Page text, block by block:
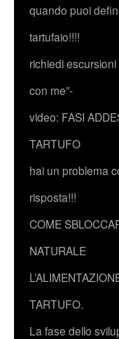
quando puoi
tartufaio!!!!
richiedi
con me”-
video: FASI
TARTUFO
hai un problema
risposta!!!
COME
NATURALE
TARTUFO.
La fase dello